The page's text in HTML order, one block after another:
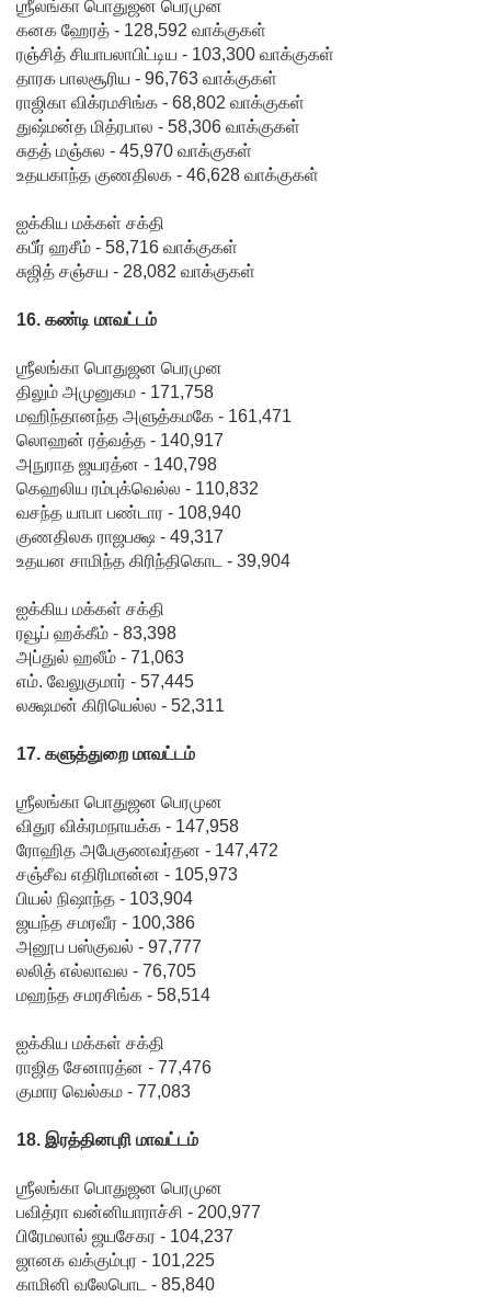
உறுப்பின
ர்களின்
சம்பளம்
உயர்த்தப்
படவில்
ள்
கொடுப்ப
திருத்தப்ப
ட்டது!
22ஆவது
அரசியல
மைப்புத்
திருத்தத்தி
ற்கு
எதிராக
வீதியில்
இறங்கத்
தயாராகும்
சட்டத்தர
ணிகள்!
நீதித்துறை
சீர்திருத்த
ங்கள்
குறித்து
தெளிவூட்
டிய நீதி
ஹர்ஷண
நாணயக்
கார!
ஶ்ரீலங்கா பொதுஜன பெரமுன
கனக ஹேரத் - 128,592 வாக்குகள்
ரஞ்சித் சியாபலாபிட்டிய - 103,300 வாக்குகள்
தாரக பாலசூரிய - 96,763 வாக்குகள்
ராஜிகா விக்ரமசிங்க - 68,802 வாக்குகள்
துஷ்மன்த மித்ரபால - 58,306 வாக்குகள்
சுதத் மஞ்சுல - 45,970 வாக்குகள்
உதயகாந்த குணதிலக - 46,628 வாக்குகள்
ஐக்கிய மக்கள் சக்தி
கபீர் ஹசீம் - 58,716 வாக்குகள்
சுஜித் சஞ்சய - 28,082 வாக்குகள்
16. கண்டி மாவட்டம்
ஶ்ரீலங்கா பொதுஜன பெரமுன
திலும் அமுனுகம - 171,758
மஹிந்தானந்த அளுத்கமகே - 161,471
லொஹன் ரத்வத்த - 140,917
அநுராத ஜயரத்ன - 140,798
கெஹலிய ரம்புக்வெல்ல - 110,832
வசந்த யாபா பண்டார - 108,940
குணதிலக ராஜபக்ஷ - 49,317
உதயன சாமிந்த கிரிந்திகொட - 39,904
ஐக்கிய மக்கள் சக்தி
ரவூப் ஹக்கீம் - 83,398
அப்துல் ஹலீம் - 71,063
எம். வேலுகுமார் - 57,445
லக்ஷமன் கிரியெல்ல - 52,311
17. களுத்துறை மாவட்டம்
ஶ்ரீலங்கா பொதுஜன பெரமுன
விதுர விக்ரமநாயக்க - 147,958
ரோஹித அபேகுணவர்தன - 147,472
சஞ்சீவ எதிரிமான்ன - 105,973
பியல் நிஷாந்த - 103,904
ஜயந்த சமரவீர - 100,386
அனூப பஸ்குவல் - 97,777
லலித் எல்லாவல - 76,705
மஹந்த சமரசிங்க - 58,514
ஐக்கிய மக்கள் சக்தி
ராஜித சேனாரத்ன - 77,476
குமார வெல்கம - 77,083
18. இரத்தினபுரி மாவட்டம்
ஶ்ரீலங்கா பொதுஜன பெரமுன
பவித்ரா வன்னியாராச்சி - 200,977
பிரேமலால் ஜயசேகர - 104,237
ஜானக வக்கும்புர - 101,225
காமினி வலேபொட - 85,840